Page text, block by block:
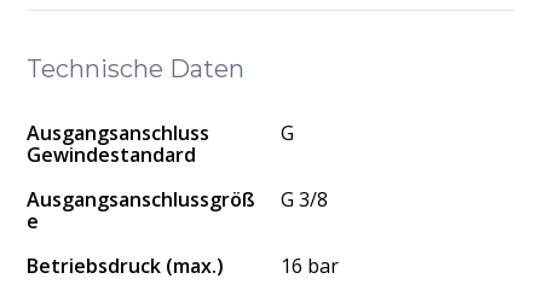
Technische Daten
Ausgangsanschluss
Gewindestandard
G
Ausgangsanschlussgröß
e
G 3/8
Betriebsdruck (max.)
16 bar